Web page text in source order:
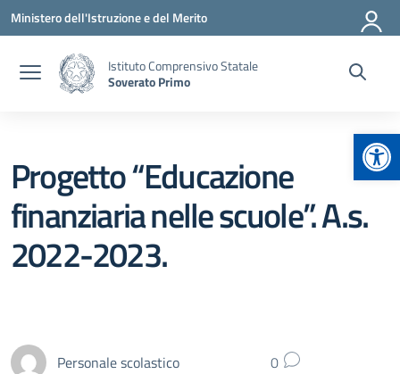
Vai ai contenuti
Vai al menu di navigazione
Vai al footer
Ministero dell'Istruzione e del Merito
Istituto Comprensivo Statale
Soverato Primo
Progetto “Educazione
finanziaria nelle scuole”. A.s.
2022-2023.
Personale scolastico 0